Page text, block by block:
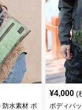
防水素材 ボ
¥4,000 (
ボディバ